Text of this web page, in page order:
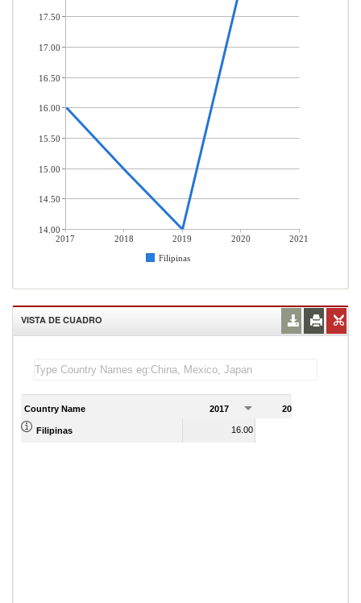
2017 2018 2019 2020
2021
Filipinas
17.50
17.00
16.50
16.00
15.50
15.00
14.50
14.00
VISTA DE CUADRO
Country Name 2017 2018
Filipinas 16.00